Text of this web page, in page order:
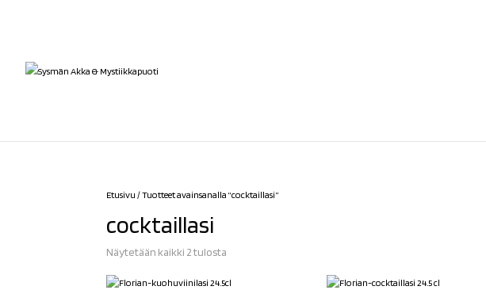
Etusivu / Tuotteet avainsanalla “cocktaillasi”
cocktaillasi
Näytetään kaikki 2 tulosta
latest